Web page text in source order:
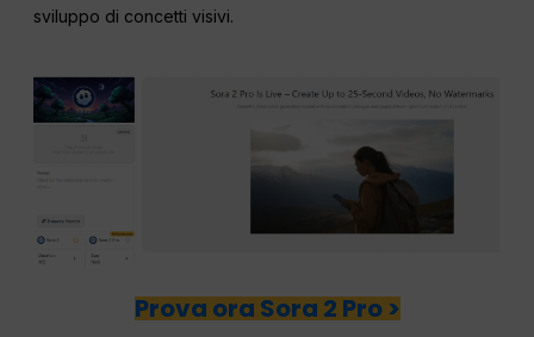
sviluppo di concetti visivi.
Prova ora Sora 2 Pro >